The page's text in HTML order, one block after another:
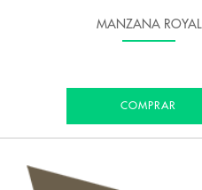
MANZANA ROYAL
COMPRAR